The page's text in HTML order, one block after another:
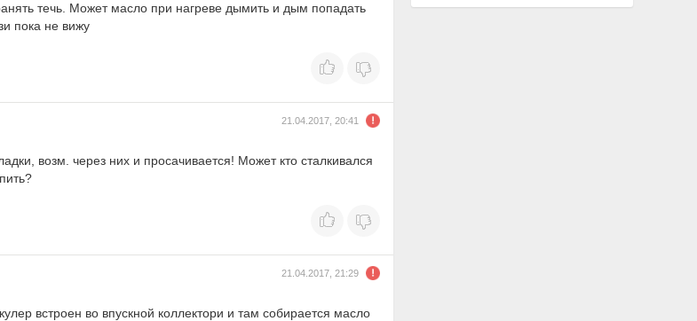
течь. Может масло при нагреве дымить и дым попадать
пока не вижу
21.04.2017, 20:41
возм. через них и просачивается! Может кто сталкивался
21.04.2017, 21:29
встроен во впускной коллектори и там собирается масло